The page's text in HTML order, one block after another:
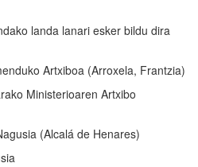
landa lanari esker bildu dira
Artxiboa (Arroxela, Frantzia)
Ministerioaren Artxibo
(Alcalá de Henares)